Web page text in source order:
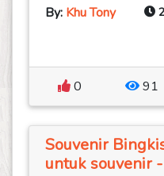
By: Khu Tony
0 91
Souvenir
untuk souvenir